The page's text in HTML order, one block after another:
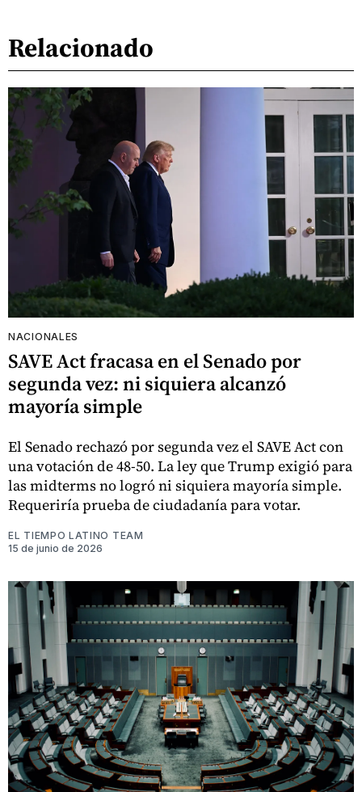
Relacionado
NACIONALES
SAVE Act fracasa en el Senado por
segunda vez: ni siquiera alcanzó
mayoría simple
El Senado rechazó por segunda vez el SAVE Act con
una votación de 48-50. La ley que Trump exigió para
las midterms no logró ni siquiera mayoría simple.
Requeriría prueba de ciudadanía para votar.
EL TIEMPO LATINO TEAM
15 de junio de 2026